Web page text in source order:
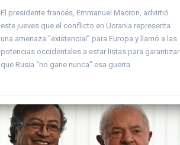
El presidente francés, Emmanuel Macron, advirtió
este jueves que el conflicto en Ucrania representa
una amenaza “existencial” para Europa y llamó a las
potencias occidentales a estar listas para garantizar
que Rusia “no gane nunca” esa guerra.